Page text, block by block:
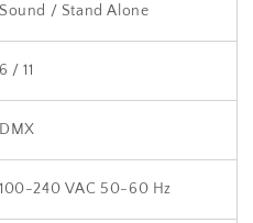
Sound / Stand Alone
6 / 11
DMX
100-240 VAC 50-60 Hz